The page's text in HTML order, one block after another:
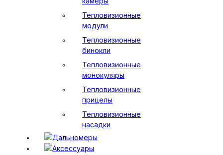
Тепловизионные
модули
Тепловизионные
бинокли
Тепловизионные
монокуляры
Тепловизионные
прицелы
Тепловизионные
насадки
Дальномеры
Аксессуары